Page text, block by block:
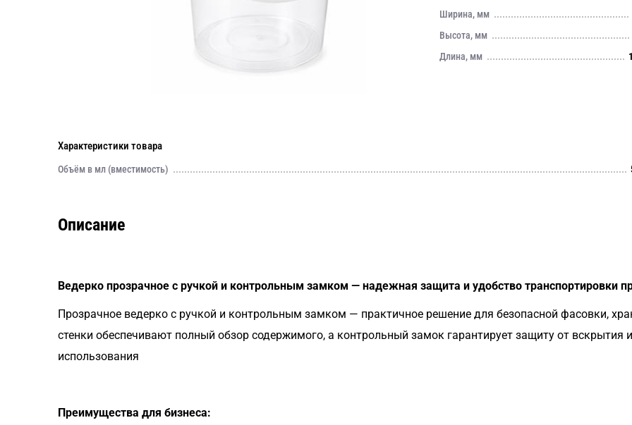
Ширина, мм
Высота, мм
Длина, мм
Характеристики товара
Объём в мл (вместимость)
Описание
Ведерко прозрачное с ручкой и контрольным замком — надежная защита и удобство транспортировки
Прозрачное ведерко с ручкой и контрольным замком — практичное решение для безопасной фасовки,
стенки обеспечивают полный обзор содержимого, а контрольный замок гарантирует защиту от вскрытия
использования
Преимущества для бизнеса: